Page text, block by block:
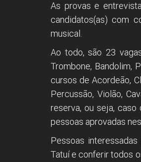
As provas e
candidatos(as) com
musical.
Ao todo, são 23
Trombone, Bandolim,
cursos de Acordeão,
Percussão, Violão,
reserva, ou seja,
pessoas aprovadas
Pessoas
Tatuí e conferir todos